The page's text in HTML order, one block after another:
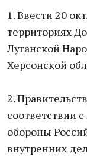
1. Ввести 20
территориях
Луганской
Херсонской
2.
соответствии
обороны
внутренних